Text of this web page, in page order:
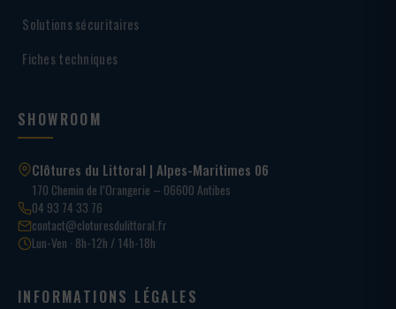
Solutions sécuritaires
Fiches techniques
SHOWROOM
Clôtures du Littoral | Alpes-Maritimes 06
170 Chemin de l’Orangerie – 06600 Antibes
04 93 74 33 76
contact@cloturesdulittoral.fr
Lun-Ven · 8h-12h / 14h-18h
INFORMATIONS LÉGALES